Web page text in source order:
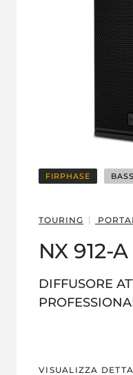
FIRPHASE
TOURING
NX 912-A
DIFFUSORE
VISUALIZZA